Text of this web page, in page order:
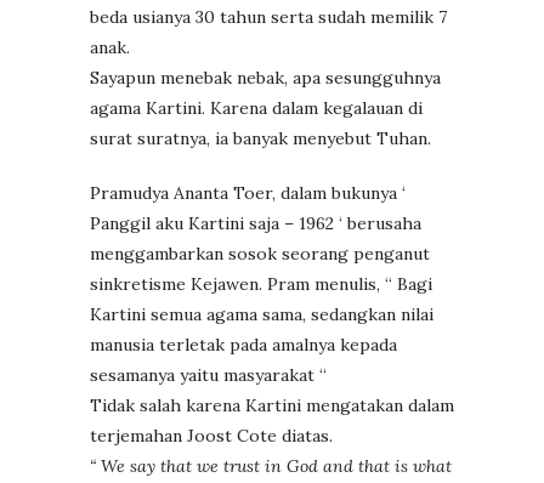
beda usianya 30 tahun serta sudah memilik 7
anak.
Sayapun menebak nebak, apa sesungguhnya
agama Kartini. Karena dalam kegalauan di
surat suratnya, ia banyak menyebut Tuhan.
Pramudya Ananta Toer, dalam bukunya ‘
Panggil aku Kartini saja – 1962 ‘ berusaha
menggambarkan sosok seorang penganut
sinkretisme Kejawen. Pram menulis, “ Bagi
Kartini semua agama sama, sedangkan nilai
manusia terletak pada amalnya kepada
sesamanya yaitu masyarakat “
Tidak salah karena Kartini mengatakan dalam
terjemahan Joost Cote diatas.
“ We say that we trust in God and that is what